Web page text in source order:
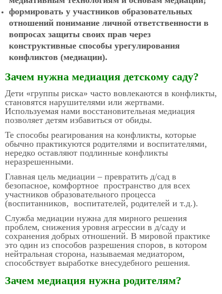
формировать у участников образовательных
отношений понимание личной ответственности в
вопросах защиты своих прав через
конструктивные способы урегулирования
конфликтов (медиации).
Зачем нужна медиация детскому саду?
Дети «группы риска» часто вовлекаются в конфликты,
становятся нарушителями или жертвами.
Используемая нами восстановительная медиация
позволяет детям избавиться от обиды.
Те способы реагирования на конфликты, которые
обычно практикуются родителями и воспитателями,
нередко оставляют подлинные конфликты
неразрешенными.
Главная цель медиации – превратить д/сад в
безопасное, комфортное пространство для всех
участников образовательного процесса
(воспитанников, воспитателей, родителей и т.д.).
Служба медиации нужна для мирного решения
проблем, снижения уровня агрессии в д/саду и
сохранения добрых отношений. В мировой практике
это один из способов разрешения споров, в котором
нейтральная сторона, называемая медиатором,
способствует выработке внесудебного решения.
Зачем медиация нужна родителям?